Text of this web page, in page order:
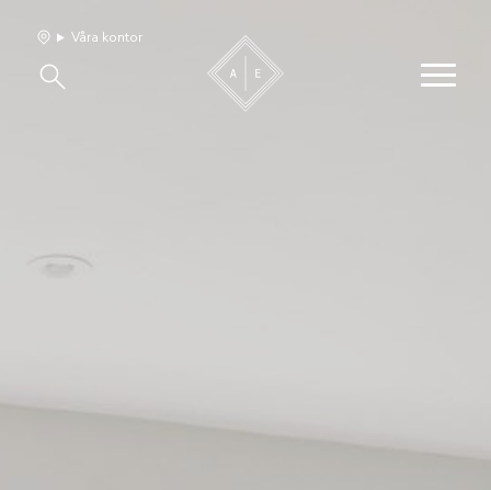
Vårt team
Våra kontor